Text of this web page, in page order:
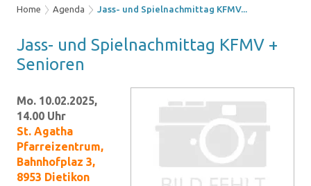
Home Agenda Jass- und Spielnachmittag KFMV...
Jass- und Spiel­nach­mit­tag KFMV +
Se­nio­ren
Mo. 10.02.2025,
14.00 Uhr
St. Agatha
Pfarreizentrum,
Bahnhofplaz 3,
8953 Dietikon